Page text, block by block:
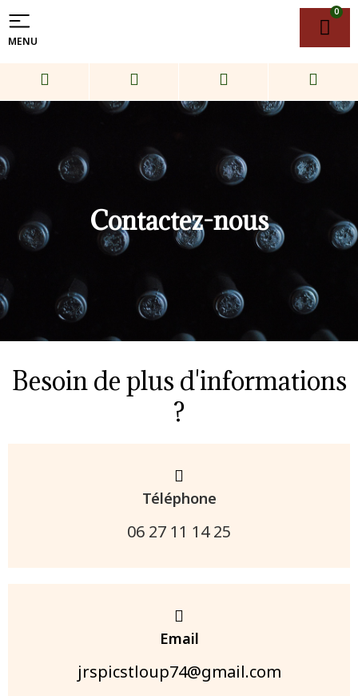
MENU
0
Contactez-nous
Besoin de plus d'informations
?
Téléphone
06 27 11 14 25
Email
jrspicstloup74@gmail.com